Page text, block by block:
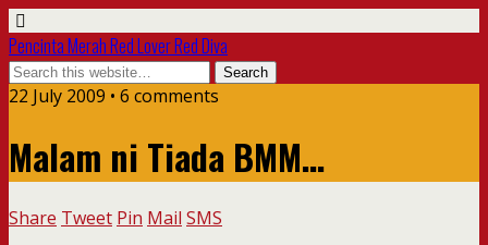
Pencinta Merah Red Lover Red Diva
22 July 2009 • 6 comments
Malam ni Tiada BMM…
Share Tweet Pin Mail SMS